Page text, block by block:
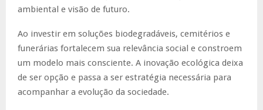
ambiental e visão de futuro.
Ao investir em soluções biodegradáveis, cemitérios e
funerárias fortalecem sua relevância social e constroem
um modelo mais consciente. A inovação ecológica deixa
de ser opção e passa a ser estratégia necessária para
acompanhar a evolução da sociedade.